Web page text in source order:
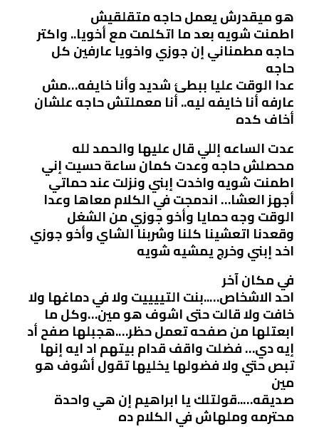
هو ميقدرش يعمل حاجه متقلقيش
اطمنت شويه بعد ما اتكلمت مع أخويا.. واكتر
حاجه مطمناني إن جوزي واخويا عارفين كل
حاجه
عدا الوقت عليا ببطئ شديد وأنا خايفه…مش
عارفه أنا خايفه ليه.. أنا معملتش حاجه علشان
أخاف كده
عدت الساعه إللي قال عليها والحمد لله
محصلش حاجه وعدت كمان ساعة حسيت إني
اطمنت شويه واخدت إبني ونزلت عند حماتي
أجهز العشا… اندمجت في الكلام معاها وعدا
الوقت وجه حمايا وأخو جوزي من الشغل
وقعدنا اتعشينا كلنا وشربنا الشاي وأخو جوزي
اخد إبني وخرج يمشيه شويه
في مكان آخر
احد الاشخاص…..بنت التييييت ولا في دماغها ولا
خافت ولا قالت حتى اشوف هو مين…وكل ما
ابعتلها من صفحه تعمل حظر….هجبلها صفح أد
إيه دي… فضلت واقف قدام بيتهم اد ايه إنها
تبص حتي ولا فضولها يخليها تقول أشوف هو
مين
صديقه…..قولتلك يا ابراهيم إن هي واحدة
محترمه وملهاش في الكلام ده